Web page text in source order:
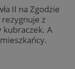
II na Zgodzie
rezygnuje z
kubraczek. A